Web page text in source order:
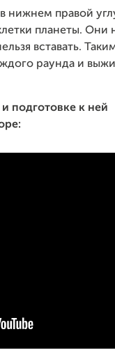
нижнем правой
планеты. Они
вставать.
раунда и
подготовке к ней